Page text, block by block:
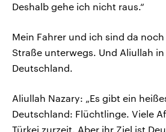
Deshalb gehe ich nicht raus.“
Mein Fahrer und ich sind da
Straße unterwegs. Und Aliullah in
Deutschland.
Aliullah Nazary: „Es gibt ein
Deutschland: Flüchtlinge. Viele
Türkei zurzeit. Aber ihr Ziel ist